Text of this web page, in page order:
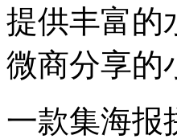
提供丰富的
微商分享的
一款集海报